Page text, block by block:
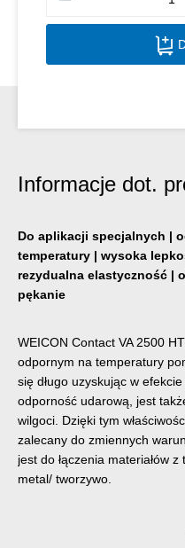
Informacje dot.
Do aplikacji specjalnych |
temperatury | wysoka
rezydualna elastyczność |
pękanie
WEICON Contact VA 2500
odpornym na temperatury
się długo uzyskując w
odporność udarową, jest
wilgoci. Dzięki tym
zalecany do zmiennych
jest do łączenia materiałów
metal/ tworzywo.